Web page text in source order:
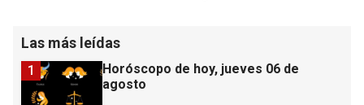
Las más leídas
Horóscopo de hoy, jueves 06 de
agosto
1